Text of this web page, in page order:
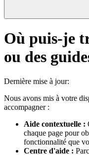
Où puis-je
ou des
Dernière mise à jour:
Nous avons mis à votre
accompagner :
Aide contextuelle :
chaque page pour
fonctionnalité que
Centre d'aide :